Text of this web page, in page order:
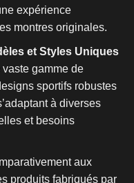
expérience
montres originales.
et Styles Uniques
gamme de
sportifs robustes
à diverses
et besoins
aux
produits fabriqués par